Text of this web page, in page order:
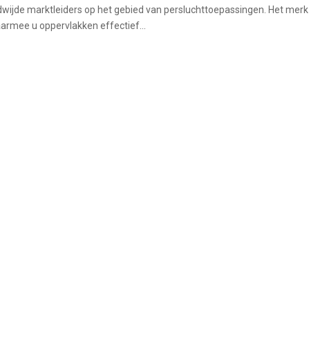
marktleiders op het gebied van persluchttoepassingen. Het merk
u oppervlakken effectief...